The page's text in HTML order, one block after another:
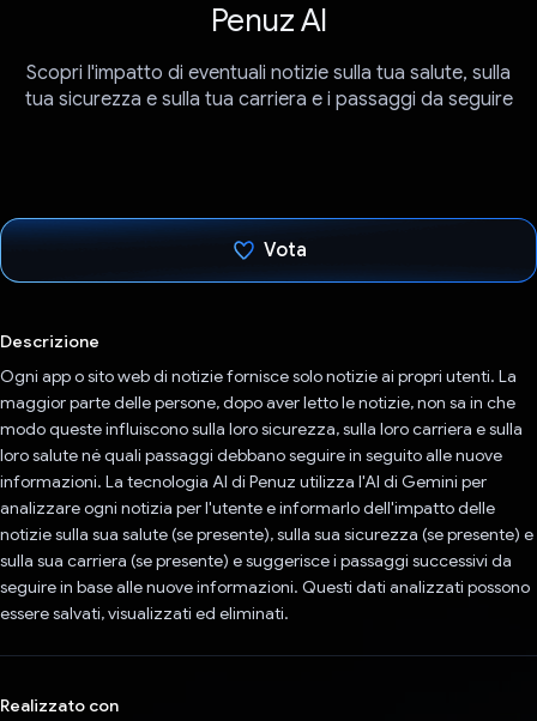
Penuz AI
Scopri l'impatto di eventuali notizie sulla tua salute, sulla
tua sicurezza e sulla tua carriera e i passaggi da seguire
Vota
Descrizione
Ogni app o sito web di notizie fornisce solo notizie ai propri utenti. La
maggior parte delle persone, dopo aver letto le notizie, non sa in che
modo queste influiscono sulla loro sicurezza, sulla loro carriera e sulla
loro salute né quali passaggi debbano seguire in seguito alle nuove
informazioni. La tecnologia AI di Penuz utilizza l'AI di Gemini per
analizzare ogni notizia per l'utente e informarlo dell'impatto delle
notizie sulla sua salute (se presente), sulla sua sicurezza (se presente) e
sulla sua carriera (se presente) e suggerisce i passaggi successivi da
seguire in base alle nuove informazioni. Questi dati analizzati possono
essere salvati, visualizzati ed eliminati.
Realizzato con